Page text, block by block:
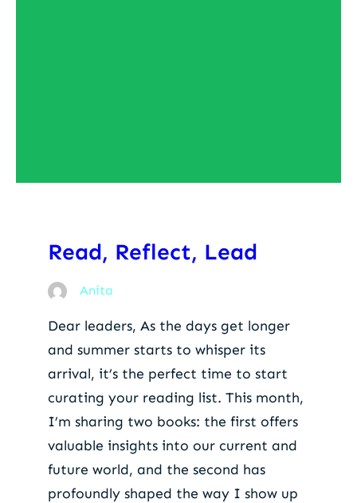
Read, Reflect, Lead
Anita
Dear leaders, As the days get longer
and summer starts to whisper its
arrival, it’s the perfect time to start
curating your reading list. This month,
I’m sharing two books: the first offers
valuable insights into our current and
future world, and the second has
profoundly shaped the way I show up